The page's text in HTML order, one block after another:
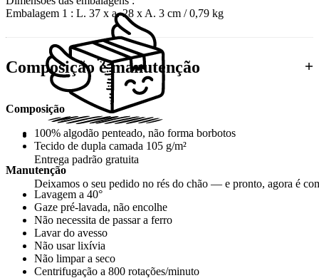
Entrega padrão gratuita
Deixamos o seu pedido no rés do chão — e pronto, agora é
Embalagem 1 : L. 37 x a. 28 x A. 3 cm / 0,79 kg
Composição e manutenção
Composição
100% algodão penteado, não forma borbotos
Tecido de dupla camada 105 g/m²
Manutenção
Lavagem a 40°
Gaze pré-lavada, não encolhe
Não necessita de passar a ferro
Lavar do avesso
Não usar lixívia
Não limpar a seco
Centrifugação a 800 rotações/minuto